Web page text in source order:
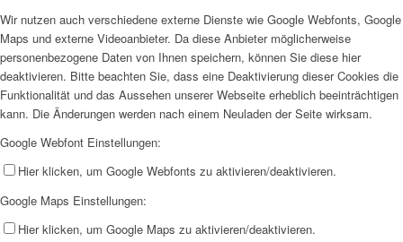
Wir nutzen auch verschiedene externe Dienste wie Google Webfonts, Google
Maps und externe Videoanbieter. Da diese Anbieter möglicherweise
personenbezogene Daten von Ihnen speichern, können Sie diese hier
deaktivieren. Bitte beachten Sie, dass eine Deaktivierung dieser Cookies die
Funktionalität und das Aussehen unserer Webseite erheblich beeinträchtigen
kann. Die Änderungen werden nach einem Neuladen der Seite wirksam.
Google Webfont Einstellungen:
Hier klicken, um Google Webfonts zu aktivieren/deaktivieren.
Google Maps Einstellungen:
Hier klicken, um Google Maps zu aktivieren/deaktivieren.